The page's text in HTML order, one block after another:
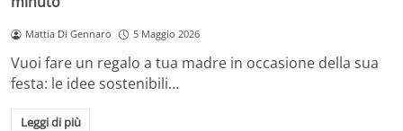
Mattia Di Gennaro 5 Maggio 2026
Vuoi fare un regalo a tua madre in occasione della sua
festa: le idee sostenibili…
Leggi di più